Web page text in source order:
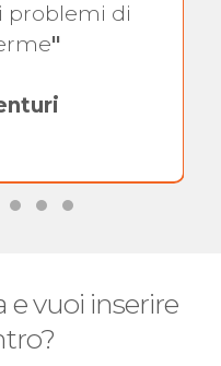
problemi di
"
e vuoi inserire